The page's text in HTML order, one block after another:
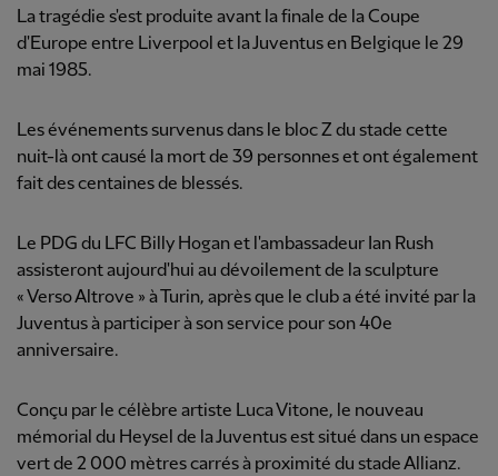
La tragédie s'est produite avant la finale de la Coupe
d'Europe entre Liverpool et la Juventus en Belgique le 29
mai 1985.
Les événements survenus dans le bloc Z du stade cette
nuit-là ont causé la mort de 39 personnes et ont également
fait des centaines de blessés.
Le PDG du LFC Billy Hogan et l'ambassadeur Ian Rush
assisteront aujourd'hui au dévoilement de la sculpture
« Verso Altrove » à Turin, après que le club a été invité par la
Juventus à participer à son service pour son 40e
anniversaire.
Conçu par le célèbre artiste Luca Vitone, le nouveau
mémorial du Heysel de la Juventus est situé dans un espace
vert de 2 000 mètres carrés à proximité du stade Allianz.